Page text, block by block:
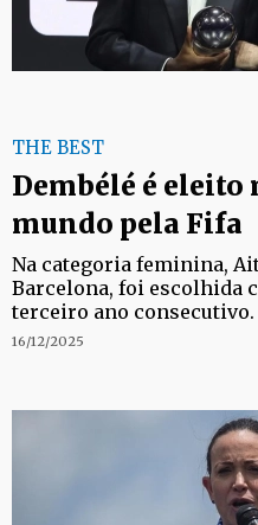
THE BEST
Dembélé é
mundo pela Fifa
Na categoria feminina,
Barcelona, foi escolhida
terceiro ano consecutivo.
16/12/2025